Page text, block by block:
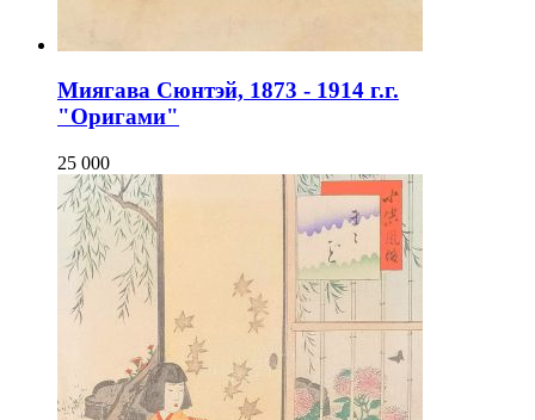
Миягава Сюнтэй, 1873 - 1914 г.г.
"Оригами"
25 000